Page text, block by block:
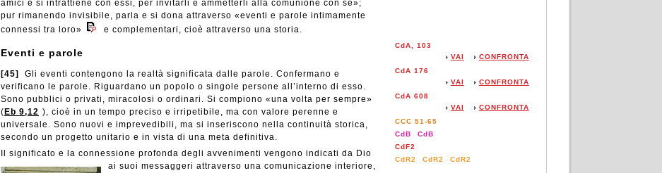
amici e si intrattiene con essi, per invitarli e ammetterli alla comunione con sé»;
pur rimanendo invisibile, parla e si dona attraverso «eventi e parole intimamente
connessi tra loro»
e complementari, cioè attraverso una storia.
Eventi e parole
[45]
Gli eventi contengono la realtà significata dalle parole. Confermano e
verificano le parole. Riguardano un popolo o singole persone all’interno di esso.
Sono pubblici o privati, miracolosi o ordinari. Si compiono «una volta per sempre»
( Eb 9,12 ), cioè in un tempo preciso e irripetibile, ma con valore perenne e
universale. Sono nuovi e imprevedibili, ma si inseriscono nella continuità storica,
secondo un progetto unitario e in vista di una meta definitiva.
Il significato e la connessione profonda degli avvenimenti vengono indicati da Dio
ai suoi messaggeri attraverso una comunicazione interiore,
CdA, 103
CONFRONTA
VAI
CdA 176
CONFRONTA
VAI
CdA 608
CONFRONTA
VAI
CCC 51-65
CdB
CdB
CdF2
CdR2
CdR2 CdR2